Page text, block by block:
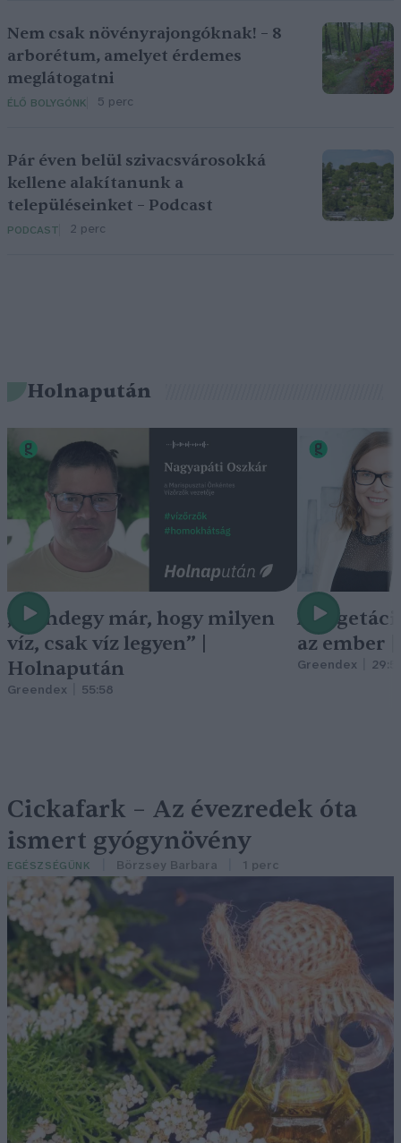
Nem csak növényrajongóknak! – 8
arborétum, amelyet érdemes
meglátogatni
ÉLŐ BOLYGÓNK 5 perc
Pár éven belül szivacsvárosokká
kellene alakítanunk a
településeinket – Podcast
PODCAST 2 perc
Holnapután
„Mindegy már, hogy milyen
víz, csak víz legyen” |
Holnapután
Greendex 55:58
A
az ember
Greendex
Cickafark – Az évezredek óta
ismert gyógynövény
EGÉSZSÉGÜNK Börzsey Barbara 1 perc